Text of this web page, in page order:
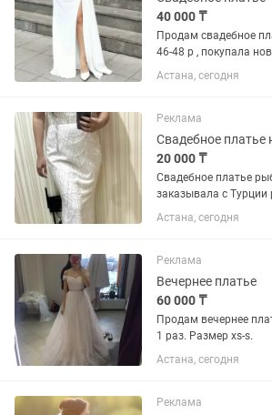
40 000 ₸
Продам свадебное
46-48 р , покупала
регистрацию брака
туфли 38 р чуть
отдам в подарок 🎁
Астана, сегодня
Реклама
Свадебное платье
20 000 ₸
Свадебное платье
заказывала с Турции
подошел размер 44-46
Астана, сегодня
Реклама
Вечернее платье
60 000 ₸
Продам вечернее
1 раз. Размер xs-s.
Астана, сегодня
Реклама